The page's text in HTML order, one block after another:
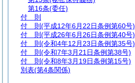
第16条(委任)
付 則
付 則 (平成12年6月22日条例第60号)
付 則 (平成26年6月26日条例第40号)
付 則 (令和4年12月23日条例第35号)
付 則 (令和7年3月21日条例第38号)
付 則 (令和8年3月19日条例第15号)
別表(第4条関係)